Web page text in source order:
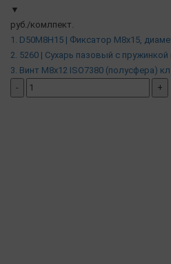
▼
руб./комлпект.
1. D50M8H15 | Фиксатор М8х15,
2. 5260 | Сухарь пазовый с пружинкой
3. Винт М8х12 ISO7380 (полусфера)
-
+